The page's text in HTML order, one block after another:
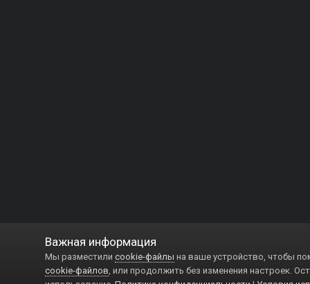
Важная информация
Мы разместили cookie-файлы на ваше устройство, чтобы
cookie-файлов, или продолжить без изменения настроек.